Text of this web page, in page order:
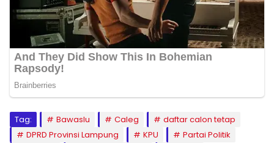
Tag: Bawaslu Caleg
daftar calon tetap
DPRD Provinsi Lampung
KPU
Partai Politik